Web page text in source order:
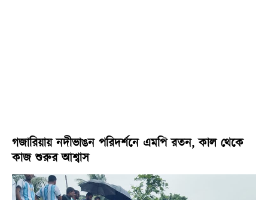
গজারিয়ায় নদীভাঙন পরিদর্শনে এমপি রতন, কাল থেকে
কাজ শুরুর আশ্বাস